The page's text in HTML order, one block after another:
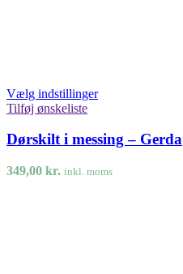
Vælg indstillinger
Tilføj ønskeliste
Dørskilt i messing – Gerda
349,00 kr. inkl. moms